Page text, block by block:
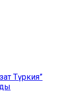
Түркия”